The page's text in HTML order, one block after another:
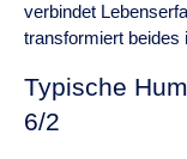
verbindet
transformiert beides
Typische
6/2